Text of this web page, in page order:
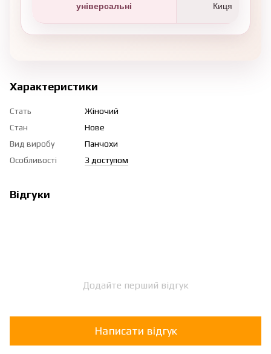
універсальні Киця
Характеристики
Стать
Жіночий
Стан
Нове
Вид виробу
Панчохи
Особливості
З доступом
Відгуки
Додайте перший відгук
Написати відгук